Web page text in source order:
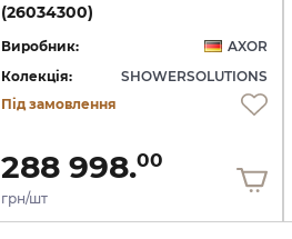
(26034300)
Виробник:
AXOR
Колекція:
SHOWERSOLUTIONS
Під замовлення
288 998.00
грн/шт